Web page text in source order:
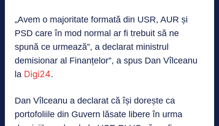
„Avem o majoritate formată din USR, AUR și
PSD care în mod normal ar fi trebuit să ne
spună ce urmează”, a declarat ministrul
demisionar al Finanțelor”, a spus Dan Vîlceanu
la Digi24.
Dan Vîlceanu a declarat că își dorește ca
portofoliile din Guvern lăsate libere în urma